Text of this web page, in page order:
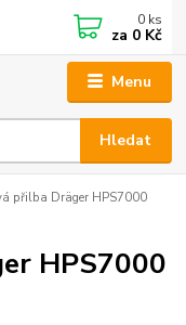
Menu
Hledat
0 ks
za 0 Kč
přilba Dräger HPS7000
HPS7000